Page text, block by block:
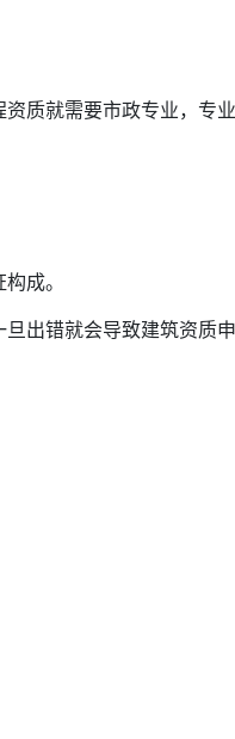
质就需要市政专业，专业
成。
出错就会导致建筑资质申